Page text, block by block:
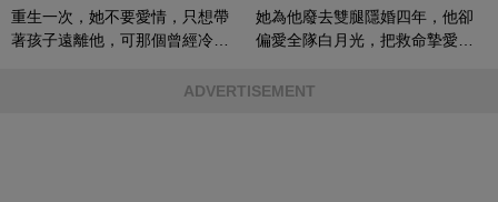
重生一次，她不要愛情，只想帶
著孩子遠離他，可那個曾經冷漠
她為他廢去雙腿隱婚四年，他卻
偏愛全隊白月光，把救命摯愛當
ADVERTISEMENT